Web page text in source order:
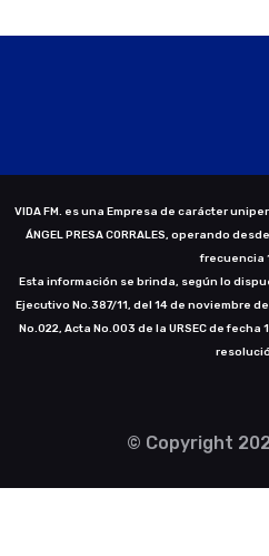
VIDA FM. es una Empresa de carácter
ÁNGEL PRESA CORRALES, operando
frecuencia
Esta información se brinda, según lo
Ejecutivo No.387/11, del 14 de noviembre
No.022, Acta No.003 de la URSEC de fecha
© Copyright